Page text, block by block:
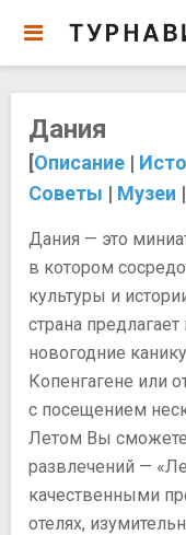
Дания
[Описание |
Советы | Музеи |
Дания — это
в котором
культуры и
страна
новогодние
Копенгагене или
с посещением
Летом Вы сможете
развлечений —
качественными
отелях,